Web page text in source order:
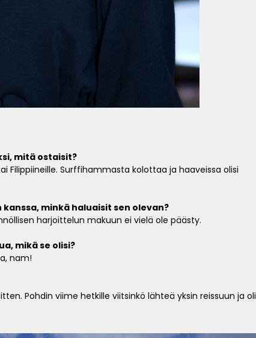
mitä ostaisit?
Filippiineille. Surffihammasta kolottaa ja haaveissa olisi
minkä haluaisit sen olevan?
harjoittelun makuun ei vielä ole päästy.
mikä se olisi?
nam!
Pohdin viime hetkille viitsinkö lähteä yksin reissuun ja oli